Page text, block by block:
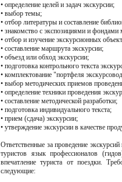
• определение целей и задач экскурсии;
• выбор темы;
• отбор литературы и составление
• знакомство с экспозициями и фондами
• отбор и изучение экскурсионных
• составление маршрута экскурсии;
• объезд или обход экскурсии;
• подготовка контрольного текста
• комплектование "портфеля
• выбор методических приемов
• определение техники проведения
• составление методической разработки;
• подготовка индивидуального текста;
• прием (сдача) экскурсии;
• утверждение экскурсии в качестве
Ответственные за проведение
туристов язык профессионалов
впечатление туриста от поездки.
следующие: